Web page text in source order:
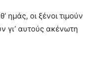
ημάς, οι ξένοι τιμούν
γι’ αυτούς ακένωτη